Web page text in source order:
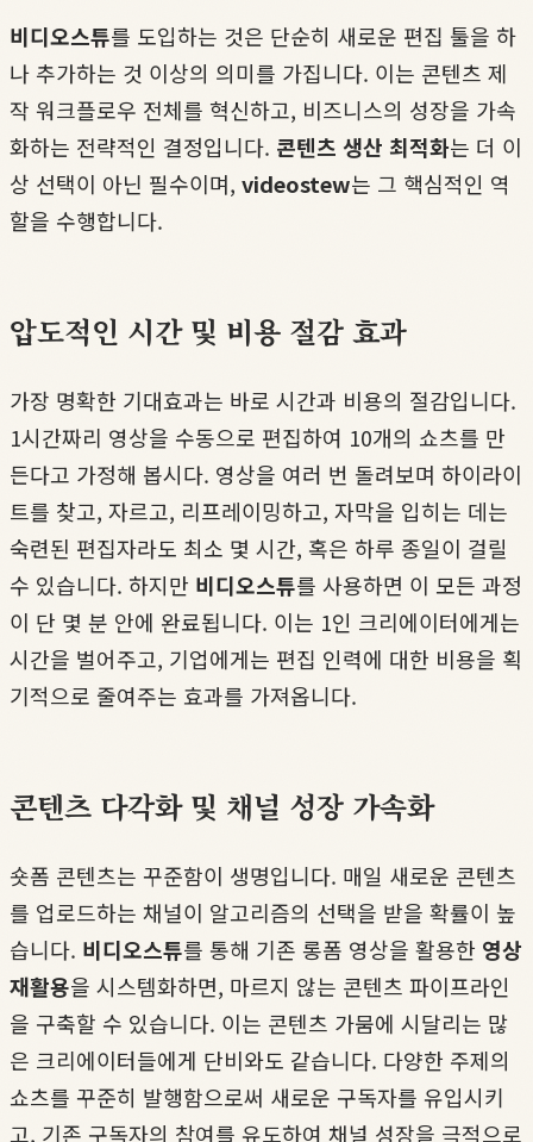
비디오스튜를 도입하는 것은 단순히 새로운 편집 툴을 하
나 추가하는 것 이상의 의미를 가집니다. 이는 콘텐츠 제
작 워크플로우 전체를 혁신하고, 비즈니스의 성장을 가속
화하는 전략적인 결정입니다. 콘텐츠 생산 최적화는 더 이
상 선택이 아닌 필수이며, videostew는 그 핵심적인 역
할을 수행합니다.
압도적인 시간 및 비용 절감 효과
가장 명확한 기대효과는 바로 시간과 비용의 절감입니다.
1시간짜리 영상을 수동으로 편집하여 10개의 쇼츠를 만
든다고 가정해 봅시다. 영상을 여러 번 돌려보며 하이라이
트를 찾고, 자르고, 리프레이밍하고, 자막을 입히는 데는
숙련된 편집자라도 최소 몇 시간, 혹은 하루 종일이 걸릴
수 있습니다. 하지만 비디오스튜를 사용하면 이 모든 과정
이 단 몇 분 안에 완료됩니다. 이는 1인 크리에이터에게는
시간을 벌어주고, 기업에게는 편집 인력에 대한 비용을 획
기적으로 줄여주는 효과를 가져옵니다.
콘텐츠 다각화 및 채널 성장 가속화
숏폼 콘텐츠는 꾸준함이 생명입니다. 매일 새로운 콘텐츠
를 업로드하는 채널이 알고리즘의 선택을 받을 확률이 높
습니다. 비디오스튜를 통해 기존 롱폼 영상을 활용한 영상
재활용을 시스템화하면, 마르지 않는 콘텐츠 파이프라인
을 구축할 수 있습니다. 이는 콘텐츠 가뭄에 시달리는 많
은 크리에이터들에게 단비와도 같습니다. 다양한 주제의
쇼츠를 꾸준히 발행함으로써 새로운 구독자를 유입시키
고, 기존 구독자의 참여를 유도하여 채널 성장을 극적으로